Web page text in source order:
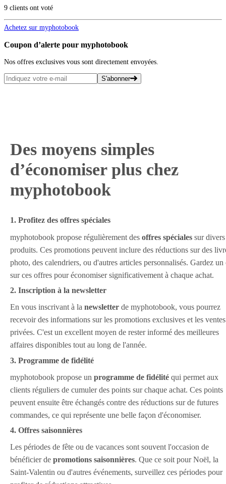
9 clients ont voté
Achetez sur myphotobook
Coupon d’alerte pour myphotobook
Nos offres exclusives vous sont directement envoyées.
S'abonner
Des moyens simples
d’économiser plus chez
myphotobook
1. Profitez des offres spéciales
myphotobook propose régulièrement des offres spéciales sur divers
produits. Ces promotions peuvent inclure des réductions sur des
photo, des calendriers, ou d'autres articles personnalisés. Gardez
sur ces offres pour économiser significativement à chaque achat.
2. Inscription à la newsletter
En vous inscrivant à la newsletter de myphotobook, vous pourrez
recevoir des informations sur les promotions exclusives et les ventes
privées. C'est un excellent moyen de rester informé des meilleures
affaires disponibles tout au long de l'année.
3. Programme de fidélité
myphotobook propose un programme de fidélité qui permet aux
clients réguliers de cumuler des points sur chaque achat. Ces points
peuvent ensuite être échangés contre des réductions sur de futures
commandes, ce qui représente une belle façon d'économiser.
4. Offres saisonnières
Les périodes de fête ou de vacances sont souvent l'occasion de
bénéficier de promotions saisonnières. Que ce soit pour Noël, la
Saint-Valentin ou d'autres événements, surveillez ces périodes pour